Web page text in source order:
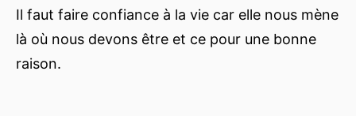
Il faut faire confiance à la vie car elle nous mène
là où nous devons être et ce pour une bonne
raison.